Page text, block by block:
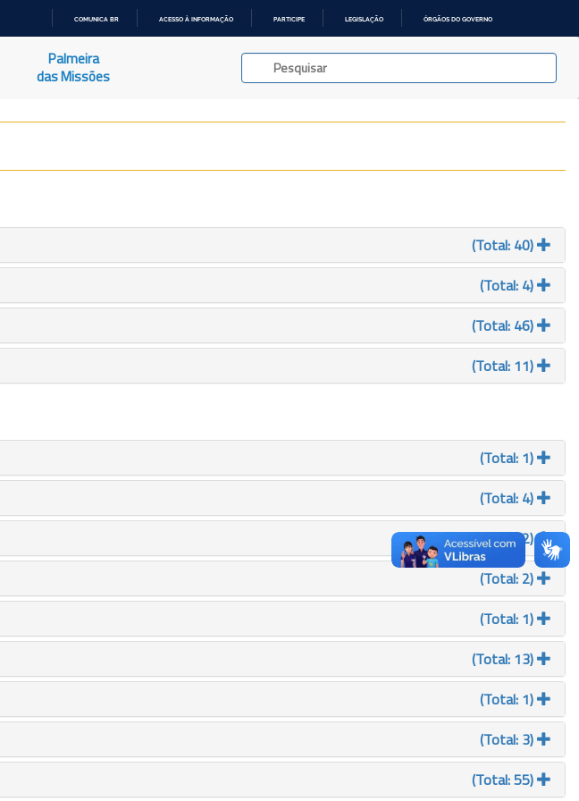
COMUNICA BR ACESSO À INFORMAÇÃO PARTICIPE LEGISLAÇÃO ÓRGÃOS DO GOVERNO
Palmeira
das Missões
(Total: 40)
(Total: 4)
(Total: 46)
(Total: 11)
(Total: 1)
(Total: 4)
(Total: 2)
(Total: 2)
(Total: 1)
(Total: 13)
(Total: 1)
(Total: 3)
(Total: 55)